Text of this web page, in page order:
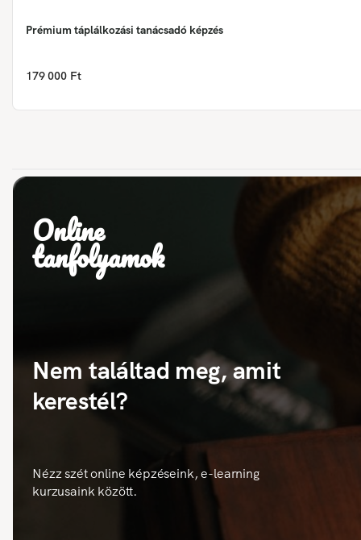
Prémium táplálkozási tanácsadó képzés
179 000 Ft
Online
tanfolyamok
Nem találtad meg, amit
kerestél?
Nézz szét online képzéseink, e-learning
kurzusaink között.